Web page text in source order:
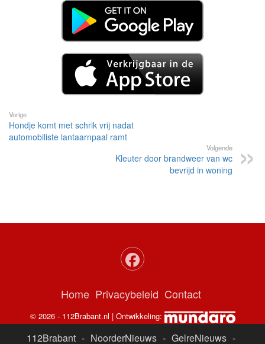
Vorige
Hondje komt met schrik vrij nadat
automobiliste lantaarnpaal ramt
Volgende
Kleuter door brandweer van wc
bevrijd in woning
Home Privacybeleid Contact
© 2026 - 112Brabant.nl | Ontwikkeling:
112Brabant - NoorderNieuws - GelreNieuws -